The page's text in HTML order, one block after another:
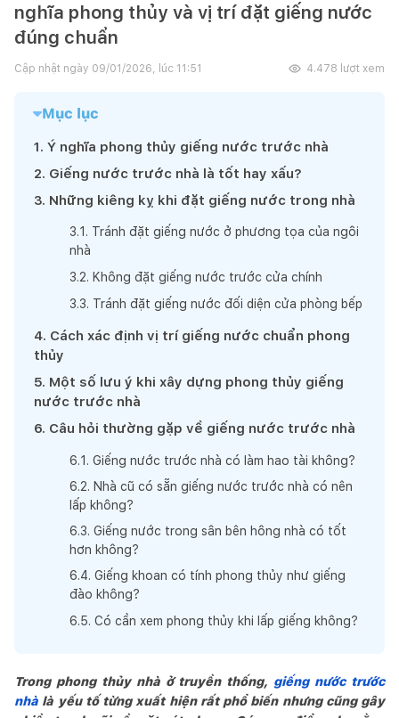
nghĩa phong thủy và vị trí đặt giếng nước
đúng chuẩn
Cập nhật ngày 09/01/2026, lúc 11:51 4.478 lượt xem
Mục lục
1. Ý nghĩa phong thủy giếng nước trước nhà
2. Giếng nước trước nhà là tốt hay xấu?
3. Những kiêng kỵ khi đặt giếng nước trong nhà
3.1 . Tránh đặt giếng nước ở phương tọa của ngôi
nhà
3.2. Không đặt giếng nước trước cửa chính
3.3. Tránh đặt giếng nước đối diện cửa phòng bếp
4. Cách xác định vị trí giếng nước chuẩn phong
thủy
5. Một số lưu ý khi xây dựng phong thủy giếng
nước trước nhà
6. Câu hỏi thường gặp về giếng nước trước nhà
6.1 . Giếng nước trước nhà có làm hao tài không?
6.2. Nhà cũ có sẵn giếng nước trước nhà có nên
lấp không?
6.3. Giếng nước trong sân bên hông nhà có tốt
hơn không?
6.4. Giếng khoan có tính phong thủy như giếng
đào không?
6.5. Có cần xem phong thủy khi lấp giếng không?
Trong phong thủy nhà ở truyền thống, giếng nước trước
nhà là yếu tố từng xuất hiện rất phổ biến nhưng cũng gây